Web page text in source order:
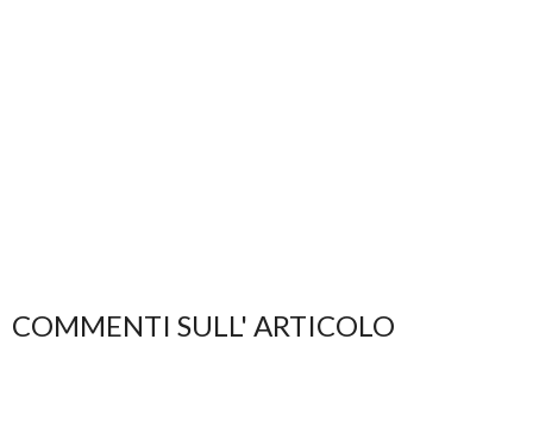
COMMENTI SULL' ARTICOLO